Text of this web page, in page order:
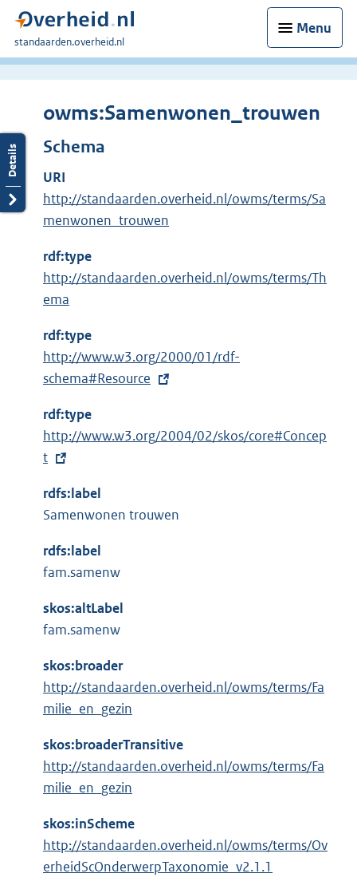
Menu
U
bent
standaarden.overheid.nl
owms:Samenwonen_trouwen
Schema
URI
http://standaarden.overheid.nl/owms/terms/Sa
menwonen_trouwen
rdf:type
http://standaarden.overheid.nl/owms/terms/Th
ema
rdf:type
E
x
e
r
n
l
n
k
http://www.w3.org/2000/01/rdf-
schema#Resource
rdf:type
E
x
e
r
e
i
n
:
http://www.w3.org/2004/02/skos/core#Concep
t
rdfs:label
Samenwonen trouwen
rdfs:label
fam.samenw
skos:altLabel
fam.samenw
skos:broader
http://standaarden.overheid.nl/owms/terms/Fa
milie_en_gezin
skos:broaderTransitive
http://standaarden.overheid.nl/owms/terms/Fa
milie_en_gezin
skos:inScheme
http://standaarden.overheid.nl/owms/terms/Ov
erheidScOnderwerpTaxonomie_v2.1.1